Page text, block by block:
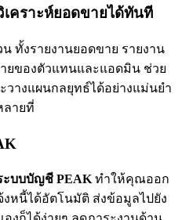
คราะห์ยอดขายได้ทันที
ทั้งรายงานยอดขาย รายงาน
ยของตัวแทนและแอดมิน ช่วย
างแผนกลยุทธ์ได้อย่างแม่นยำ
ลายที่
ะบบบัญชี PEAK ทำให้คุณออก
งหนี้ได้อัตโนมัติ ส่งข้อมูลไปยัง